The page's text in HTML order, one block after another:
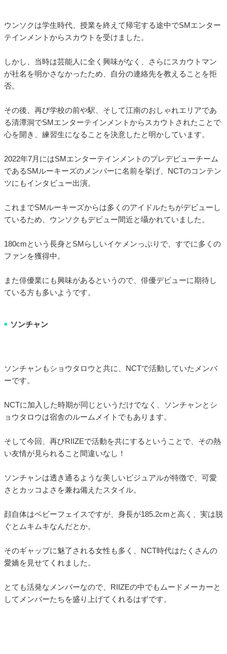
ウンソクは学生時代、授業を終えて帰宅する途中でSMエンター
テインメントからスカウトを受けました。
しかし、当時は芸能人に全く興味がなく、さらにスカウトマン
が社名を明かさなかったため、自分の連絡先を教えることを拒
否。
その後、再び学校の前や駅、そして江南のおしゃれエリアであ
る清潭洞でSMエンターテインメントからスカウトされたことで
心を開き、練習生になることを決意したと明かしています。
2022年7月にはSMエンターテインメントのプレデビューチーム
であるSMルーキーズのメンバーに名前を挙げ、NCTのコンテン
ツにもインタビュー出演。
これまでSMルーキーズからは多くのアイドルたちがデビューし
ているため、ウンソクもデビュー間近と囁かれていました。
180cmという長身とSMらしいイケメンっぷりで、すでに多くの
ファンを獲得中。
また俳優業にも興味があるというので、俳優デビューに期待し
ている方も多いようです。
■ ソンチャン
ソンチャンもショウタロウと共に、NCTで活動していたメンバ
ーです。
NCTに加入した時期が同じというだけでなく、ソンチャンとシ
ョウタロウは宿舎のルームメイトでもあります。
そして今回、再びRIIZEで活動を共にするということで、その熱
い友情が見られること間違いなし！
ソンチャンは透き通るような美しいビジュアルが特徴で、可愛
さとカッコよさを兼ね備えたスタイル。
顔自体はベビーフェイスですが、身長が185.2cmと高く、実は脱
ぐとムキムキなんだとか。
そのギャップに魅了される女性も多く、NCT時代はたくさんの
愛嬌を見せてくれました。
とても活発なメンバーなので、RIIZEの中でもムードメーカーと
してメンバーたちを盛り上げてくれるはずです。